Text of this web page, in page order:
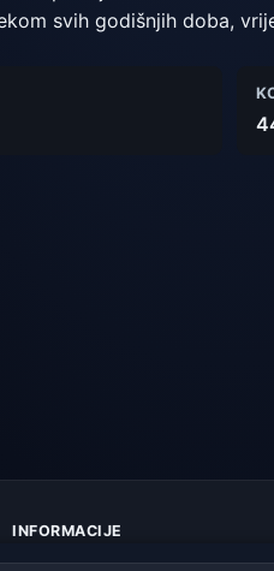
svih godišnjih doba,
INFORMACIJE
O nama